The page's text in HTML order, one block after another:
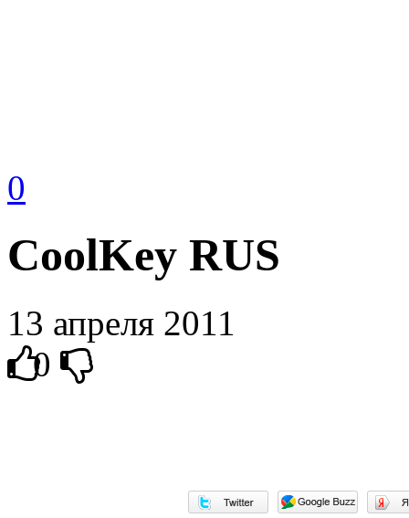
0
СoolKey RUS
13 апреля 2011
0